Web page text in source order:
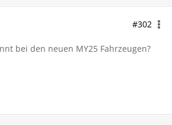
#302
bei den neuen MY25 Fahrzeugen?